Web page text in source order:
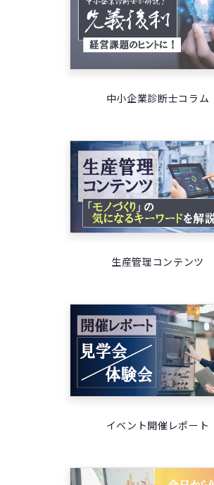
中小企業診断士コラム
生産管理コンテンツ
イベント開催レポート